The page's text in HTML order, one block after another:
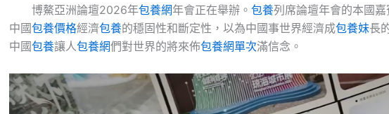
博鰲亞洲論壇2026年包養網年會正在舉辦。 包養列席論壇年會的本國
中國包養價格經濟包養的穩固性和斷定性，以為中國事世界經濟成包養妹長
中國包養讓人包養網們對世界的將來佈包養網單次滿信念。